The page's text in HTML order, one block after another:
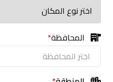
المحافظة*
اختر المحافظة